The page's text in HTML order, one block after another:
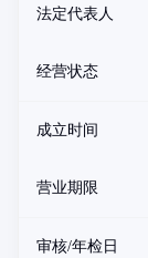
法定代表人
经营状态
成立时间
营业期限
审核/年检日